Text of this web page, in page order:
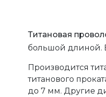
Титановая
большой длиной.
Производится
титанового
до 7 мм. Другие